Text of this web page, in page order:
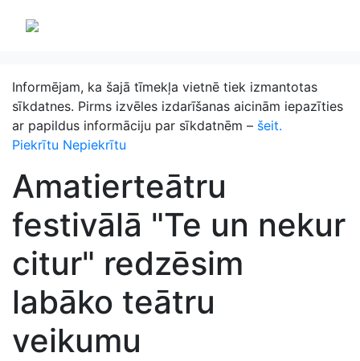
Informējam, ka šajā tīmekļa vietnē tiek izmantotas
sīkdatnes. Pirms izvēles izdarīšanas aicinām iepazīties
ar papildus informāciju par sīkdatnēm – šeit.
Piekrītu Nepiekrītu
Amatierteātru
festivālā "Te un nekur
citur" redzēsim
labāko teātru
veikumu